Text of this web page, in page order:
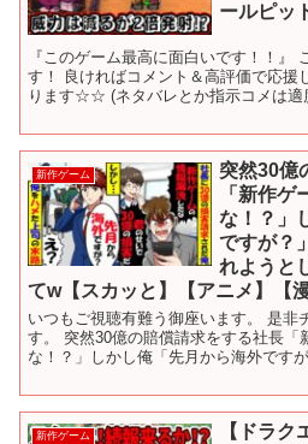
ールピッ
『このゲーム最高に面白いです！！』
す！ 良ければコメント＆高評価で応援
ります☆☆ (ネタバレとか指示コメは適
新作ゲーム
突然30億
「新作ゲ
な！？」
ですが？
れようと
てw【スカッと】【アニメ】【
いつもご視聴有難う御座います。 是非
す。 突然30億の賠償請求をする社長「
な！？」しかし俺「先月から海外です
新作ゲーム
【ドラ